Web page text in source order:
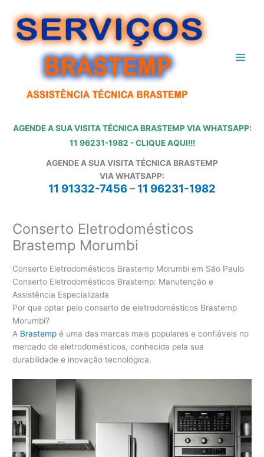
para
conteúdo
AGENDE A SUA VISITA TÉCNICA BRASTEMP VIA WHATSAPP:
11 96231-1982 - CLIQUE AQUI!!!
AGENDE A SUA VISITA TÉCNICA BRASTEMP
VIA WHATSAPP:
11 91332-7456–11 96231-1982
Conserto Eletrodomésticos
Brastemp Morumbi
Conserto Eletrodomésticos Brastemp Morumbi em São Paulo
Conserto Eletrodomésticos Brastemp: Manutenção e
Assistência Especializada
Por que optar pelo conserto de eletrodomésticos Brastemp
Morumbi?
A Brastemp é uma das marcas mais populares e confiáveis no
mercado de eletrodomésticos, conhecida pela sua
durabilidade e inovação tecnológica.